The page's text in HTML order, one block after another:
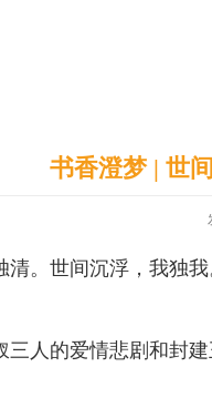
书香澄梦 | 世
。世间沉浮，我独我
人的爱情悲剧和封